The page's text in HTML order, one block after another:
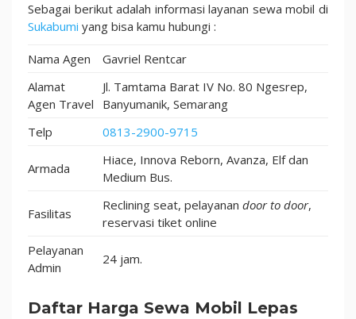
Sebagai berikut adalah informasi layanan sewa mobil di
Sukabumi yang bisa kamu hubungi :
Nama Agen
Gavriel Rentcar
Alamat
Agen Travel
Jl. Tamtama Barat IV No. 80 Ngesrep,
Banyumanik, Semarang
Telp
0813-2900-9715
Armada
Hiace, Innova Reborn, Avanza, Elf dan
Medium Bus.
Fasilitas
Reclining seat, pelayanan door to door,
reservasi tiket online
Pelayanan
Admin
24 jam.
Daftar Harga Sewa Mobil Lepas